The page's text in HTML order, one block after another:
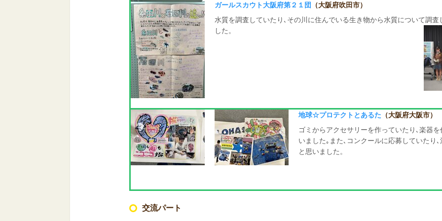
ガールスカウト大阪府第２１団
（大阪府吹田市）
水質を調査していたり､その川に住んでいる生き物から水質について調
した。
地球☆プロテクトとあるた （大阪府大阪市）
ゴミからアクセサリーを作っていたり､楽器
いました｡また､コンクールに応募していたり
と思いました。
交流パート